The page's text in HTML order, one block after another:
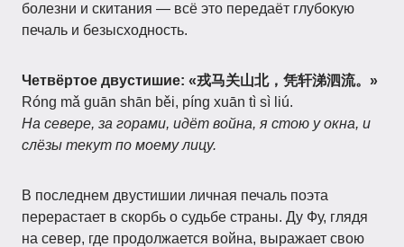
болезни и скитания — всё это передаёт глубокую
печаль и безысходность.
Четвёртое двустишие: «戎马关山北，凭轩涕泗流。»
Róng mǎ guān shān běi, píng xuān tì sì liú.
На севере, за горами, идёт война, я стою у окна, и
слёзы текут по моему лицу.
В последнем двустишии личная печаль поэта
перерастает в скорбь о судьбе страны. Ду Фу, глядя
на север, где продолжается война, выражает свою